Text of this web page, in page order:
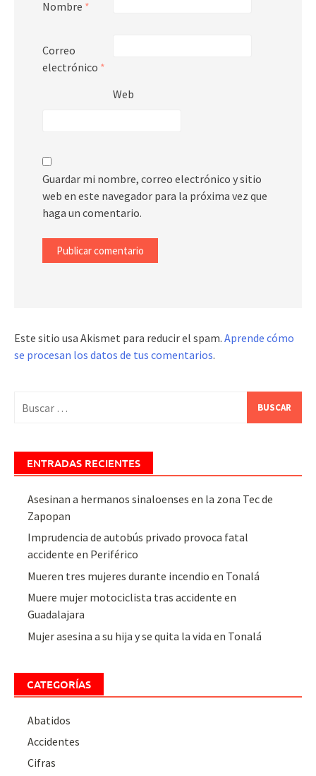
Nombre *
Correo
electrónico *
Web
Guardar mi nombre, correo electrónico y sitio
web en este navegador para la próxima vez que
haga un comentario.
Este sitio usa Akismet para reducir el spam. Aprende cómo
se procesan los datos de tus comentarios.
ENTRADAS RECIENTES
Asesinan a hermanos sinaloenses en la zona Tec de
Zapopan
Imprudencia de autobús privado provoca fatal
accidente en Periférico
Mueren tres mujeres durante incendio en Tonalá
Muere mujer motociclista tras accidente en
Guadalajara
Mujer asesina a su hija y se quita la vida en Tonalá
CATEGORÍAS
Abatidos
Accidentes
Cifras